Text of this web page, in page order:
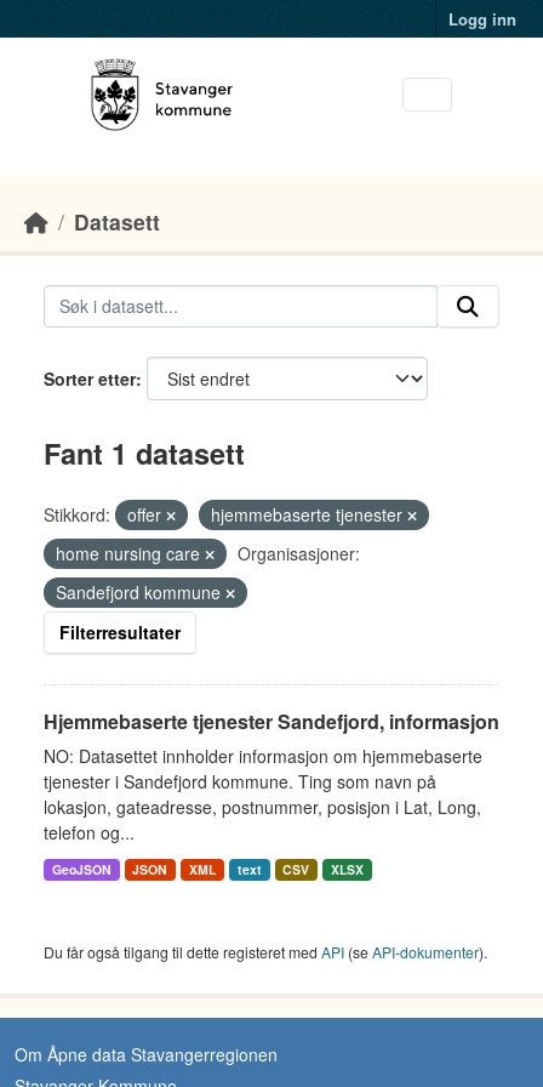
Logg inn
Datasett
Sorter etter
Fant 1 datasett
Stikkord: offer
hjemmebaserte tjenester
home nursing care
Organisasjoner:
Sandefjord kommune
Filterresultater
Hjemmebaserte tjenester Sandefjord, informasjon
NO: Datasettet innholder informasjon om hjemmebaserte
tjenester i Sandefjord kommune. Ting som navn på
lokasjon, gateadresse, postnummer, posisjon i Lat, Long,
telefon og...
GeoJSON JSON XML text CSV XLSX
Du får også tilgang til dette registeret med API (seAPI-dokumenter).
Om Åpne data Stavangerregionen